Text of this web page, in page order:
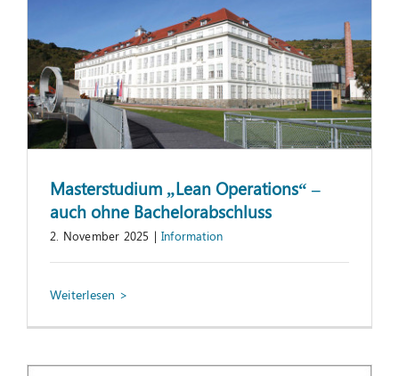
Masterstudium „Lean Operations“ –
auch ohne Bachelorabschluss
2. November 2025 | Information